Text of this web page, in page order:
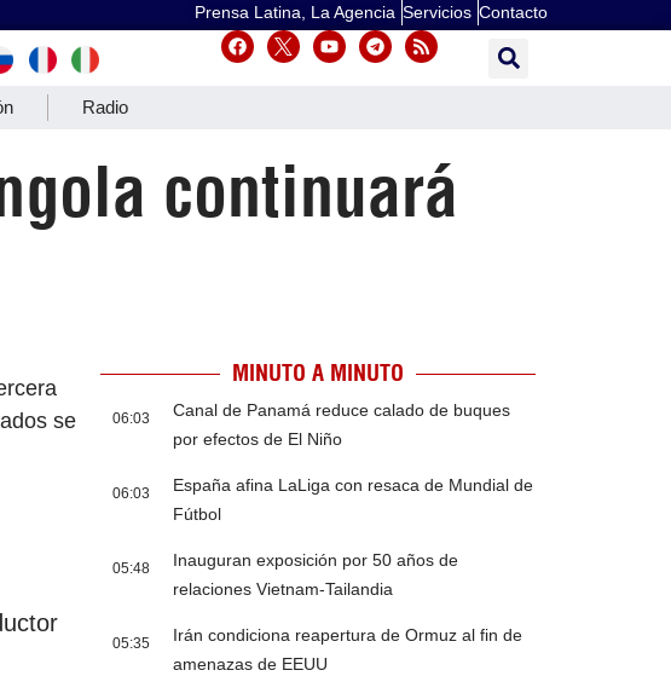
Prensa Latina, La Agencia Servicios Contacto
Radio
continuará
se
MINUTO A MINUTO
06:03
Canal de Panamá reduce calado de buques
por efectos de El Niño
06:03
España afina LaLiga con resaca de Mundial de
Fútbol
05:48
Inauguran exposición por 50 años de
relaciones Vietnam-Tailandia
05:35
Irán condiciona reapertura de Ormuz al fin de
amenazas de EEUU